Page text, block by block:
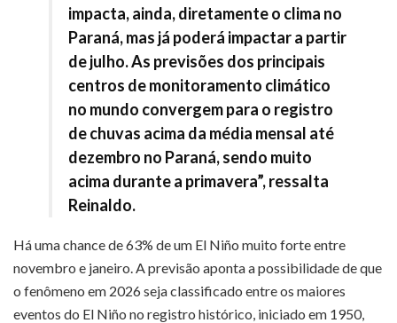
impacta, ainda, diretamente o clima no
Paraná, mas já poderá impactar a partir
de julho. As previsões dos principais
centros de monitoramento climático
no mundo convergem para o registro
de chuvas acima da média mensal até
dezembro no Paraná, sendo muito
acima durante a primavera”, ressalta
Reinaldo.
Há uma chance de 63% de um El Niño muito forte entre
novembro e janeiro. A previsão aponta a possibilidade de que
o fenômeno em 2026 seja classificado entre os maiores
eventos do El Niño no registro histórico, iniciado em 1950,